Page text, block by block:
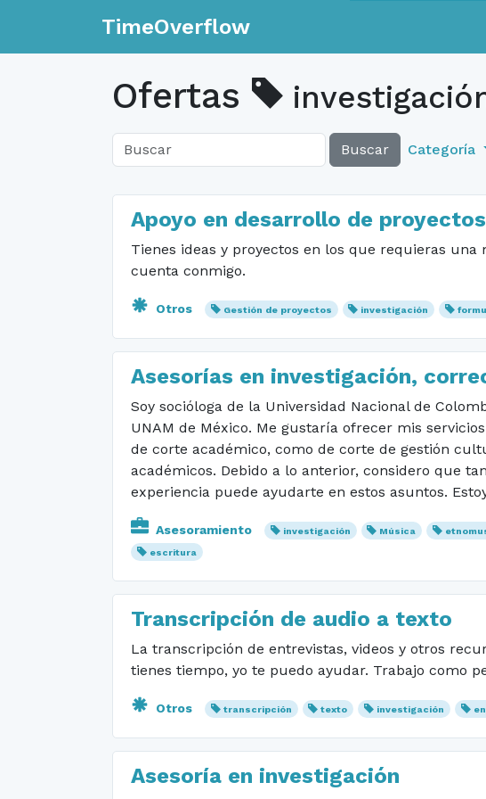
TimeOverflow
Ofertas
Buscar Categoría
Apoyo en desarrollo de
Tienes ideas y proyectos en los que requieras
cuenta conmigo.
Otros Gestión de proyectos investigación
Asesorías en investigación,
Soy socióloga de la Universidad Nacional de
UNAM de México. Me gustaría ofrecer mis
de corte académico, como de corte de gestión
académicos. Debido a lo anterior, considero que
experiencia puede ayudarte en estos asuntos.
Asesoramiento investigación Música
escritura
Transcripción de audio a texto
La transcripción de entrevistas, videos y otros
tienes tiempo, yo te puedo ayudar. Trabajo como
Otros transcripción texto investigación
Asesoría en investigación